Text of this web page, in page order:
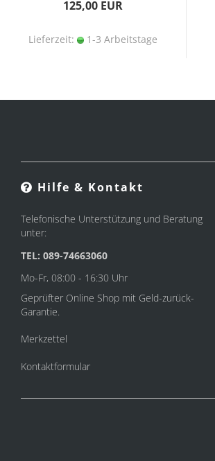
125,00 EUR
Lieferzeit: 1-3 Arbeitstage
Hilfe & Kontakt
Telefonische Unterstützung und Beratung
unter:
TEL: 089-74663060
Mo-Fr, 08:00 - 16:30 Uhr
Geprüfter Online Shop mit Geld-zurück-
Garantie.
Merkzettel
Kontaktformular